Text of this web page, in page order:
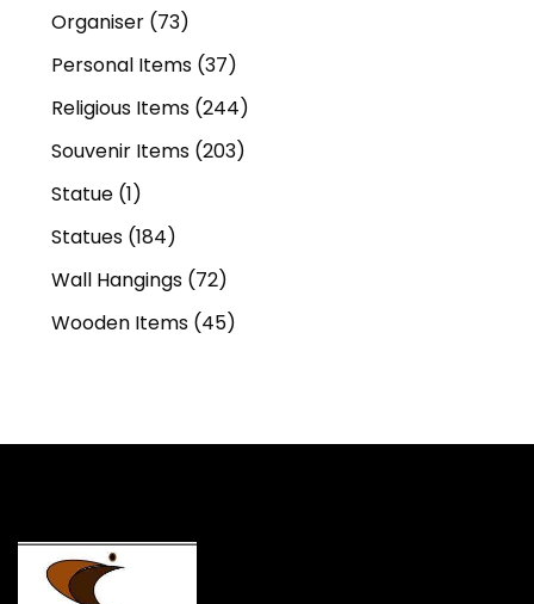
Organiser (73)
Personal Items (37)
Religious Items (244)
Souvenir Items (203)
Statue (1)
Statues (184)
Wall Hangings (72)
Wooden Items (45)